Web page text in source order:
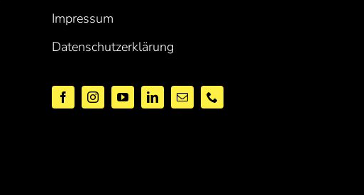
Impressum
Datenschutzerklärung